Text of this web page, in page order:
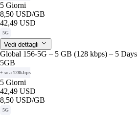
5 Giorni
8,50 USD/GB
42,49 USD
5G
Vedi dettagli
Global 156-5G – 5 GB (128 kbps) – 5
5GB
+ ∞ a 128kbps
5 Giorni
42,49 USD
8,50 USD/GB
5G